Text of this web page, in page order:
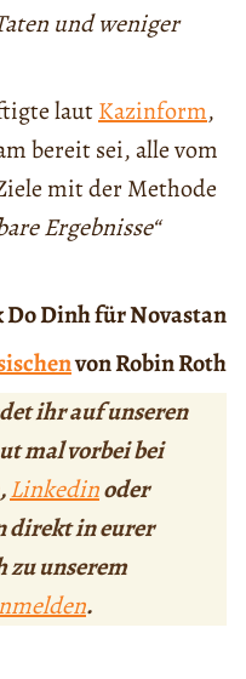
und weniger
lautKazinform,
bereit sei, alle vom
mit der Methode
Ergebnisse“
Dinh für Novastan
von Robin Roth
ihr auf unseren
mal vorbei bei
,Linkedinoder
direkt in eurer
zu unserem
.